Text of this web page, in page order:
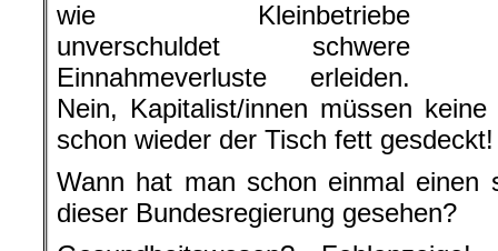
Wann hat man schon einmal einen
dieser Bundesregierung gesehen?
Gesundheitswesen?
privatisiert und kaputt gespart. Das
Bildungswesen? Fehlanzeige!
überfüllte Unis – das ist die Realität.